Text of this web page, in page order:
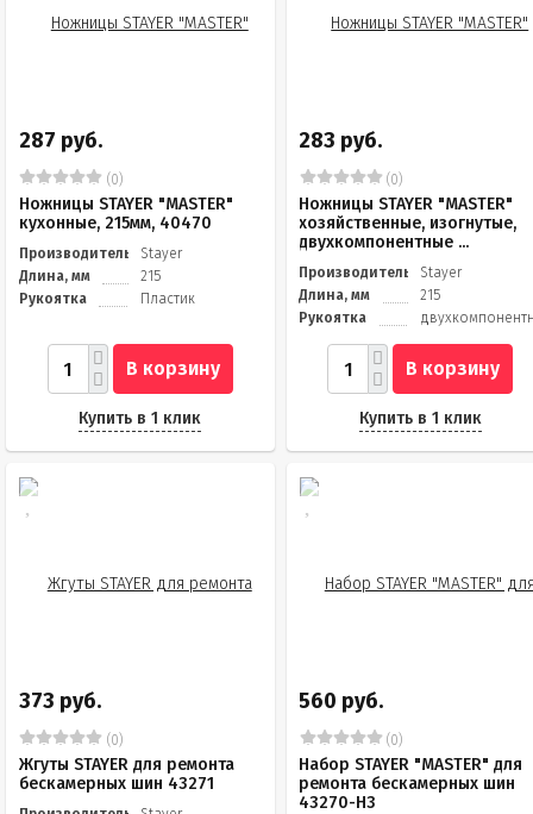
287 руб.
(0)
Ножницы STAYER "MASTER"
кухонные, 215мм, 40470
Производитель
Stayer
Длина, мм
215
Рукоятка
Пластик
В корзину
Купить в 1 клик
283 руб.
(0)
Ножницы STAYER "MASTER"
хозяйственные, изогнутые,
двухкомпонентные ...
Производитель
Stayer
Длина, мм
215
Рукоятка
В корзину
Купить в 1 клик
373 руб.
(0)
Жгуты STAYER для ремонта
бескамерных шин 43271
560 руб.
(0)
Набор STAYER "MASTER" для
ремонта бескамерных шин
43270-H3